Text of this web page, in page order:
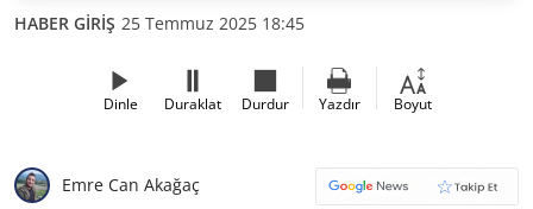
HABER GİRİŞ 25 Temmuz 2025 18:45
Dinle Duraklat Durdur Yazdır Boyut
Emre Can Akağaç